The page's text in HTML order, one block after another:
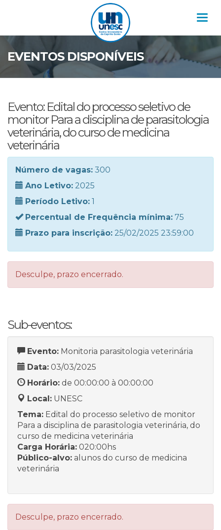
EVENTOS DISPONÍVEIS
Evento: Edital do processo seletivo de
monitor Para a disciplina de parasitologia
veterinária, do curso de medicina
veterinária
Número de vagas: 300
Ano Letivo: 2025
Período Letivo: 1
Percentual de Frequência mínima: 75
Prazo para inscrição: 25/02/2025 23:59:00
Desculpe, prazo encerrado.
Sub-eventos:
Evento: Monitoria parasitologia veterinária
Data: 03/03/2025
Horário: de 00:00:00 à 00:00:00
Local: UNESC
Tema: Edital do processo seletivo de monitor
Para a disciplina de parasitologia veterinária, do
curso de medicina veterinária
Carga Horária: 020:00hs
Público-alvo: alunos do curso de medicina
veterinária
Desculpe, prazo encerrado.